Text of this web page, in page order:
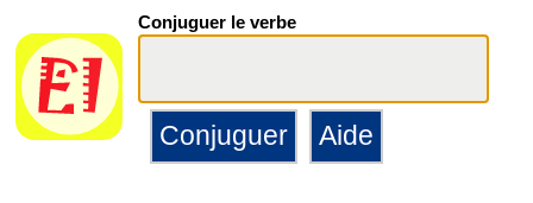
Conjuguer le verbe